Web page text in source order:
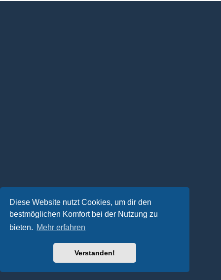
Diese Website nutzt Cookies, um dir den
bestmöglichen Komfort bei der Nutzung zu
bieten. Mehr erfahren
Verstanden!